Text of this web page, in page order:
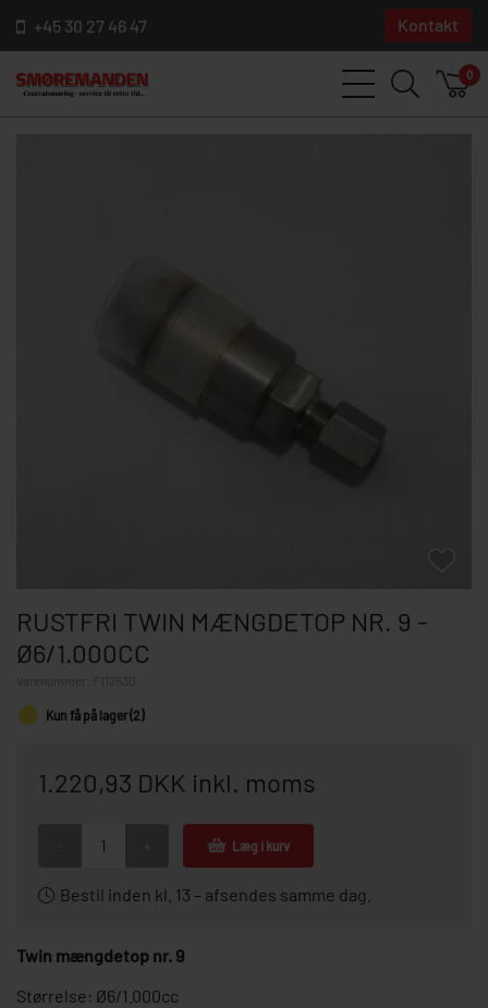
+45 30 27 46 47 Kontakt
0
RUSTFRI TWIN MÆNGDETOP NR. 9 -
Ø6/1.000CC
F112530
Kun få på lager (2)
1.220,93 DKK inkl. moms
Læg i kurv
Bestil inden kl. 13 – afsendes samme dag.
Twin mængdetop nr. 9
Størrelse: Ø6/1.000cc